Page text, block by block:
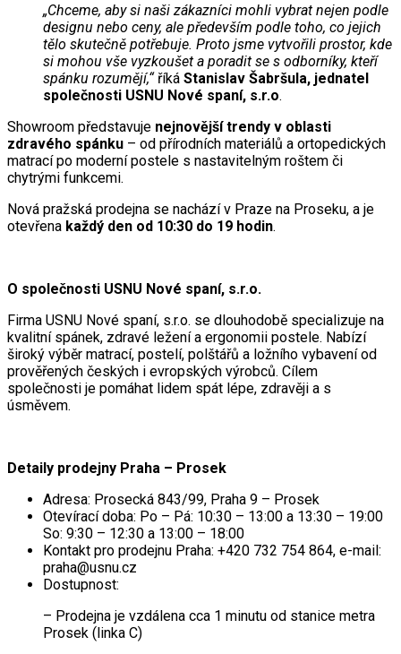
„Chceme, aby si naši zákazníci mohli vybrat nejen podle
designu nebo ceny, ale především podle toho, co jejich
tělo skutečně potřebuje. Proto jsme vytvořili prostor, kde
si mohou vše vyzkoušet a poradit se s odborníky, kteří
spánku rozumějí,“ říká Stanislav Šabršula, jednatel
společnosti USNU Nové spaní, s.r.o.
Showroom představuje nejnovější trendy v oblasti
zdravého spánku – od přírodních materiálů a ortopedických
matrací po moderní postele s nastavitelným roštem či
chytrými funkcemi.
Nová pražská prodejna se nachází v Praze na Proseku, a je
otevřena každý den od 10:30 do 19 hodin.
O společnosti USNU Nové spaní, s.r.o.
Firma USNU Nové spaní, s.r.o. se dlouhodobě specializuje na
kvalitní spánek, zdravé ležení a ergonomii postele. Nabízí
široký výběr matrací, postelí, polštářů a ložního vybavení od
prověřených českých i evropských výrobců. Cílem
společnosti je pomáhat lidem spát lépe, zdravěji a s
úsměvem.
Detaily prodejny Praha – Prosek
Adresa: Prosecká 843/99, Praha 9 – Prosek
Otevírací doba: Po – Pá: 10:30 – 13:00 a 13:30 – 19:00
So: 9:30 – 12:30 a 13:00 – 18:00
Kontakt pro prodejnu Praha: +420 732 754 864, e-mail:
praha@usnu.cz
Dostupnost:
– Prodejna je vzdálena cca 1 minutu od stanice metra
Prosek (linka C)